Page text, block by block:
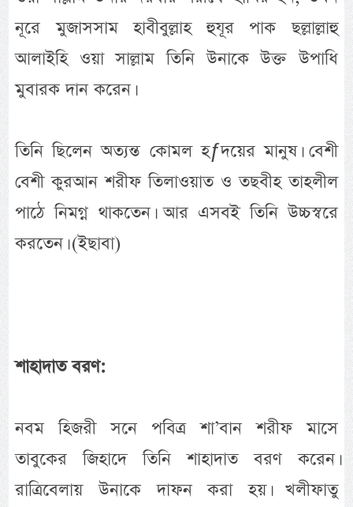
নূরে মুজাসসাম হাবীবুল্লাহ হুযূর পাক ছল্লাল্লাহু
আলাইহি ওয়া সাল্লাম তিনি উনাকে উক্ত উপাধি
মুবারক দান করেন।
তিনি ছিলেন অত্যন্ত কোমল হƒদয়ের মানুষ। বেশী
বেশী কুরআন শরীফ তিলাওয়াত ও তছবীহ তাহলীল
পাঠে নিমগ্ন থাকতেন। আর এসবই তিনি উচ্চস্বরে
করতেন। (ইছাবা)
শাহাদাত বরণ:
নবম হিজরী সনে পবিত্র শা’বান শরীফ মাসে
তাবুকের জিহাদে তিনি শাহাদাত বরণ করেন।
রাত্রিবেলায় উনাকে দাফন করা হয়। খলীফাতু